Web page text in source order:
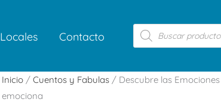
Locales Contacto
Búsqueda
de
productos
Inicio / Cuentos y Fabulas / Descubre las
emociona